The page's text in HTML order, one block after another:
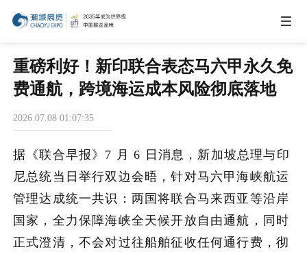
IEAE
IGHE
CHWE
AIE
重磅利好！新印联合表态马六甲永久免
费通航，跨境海运成本风险彻底落地
2026.07.08 01:07:35
据《联合早报》7 月 6 日消息，新加坡总理与印
尼总统当日举行双边会晤，针对马六甲海峡航运
管理达成统一共识：两国将联合马来西亚等沿岸
国家，全力保障海峡全天候开放自由通航，同时
正式澄清，不会对过往船舶征收任何通行费，彻